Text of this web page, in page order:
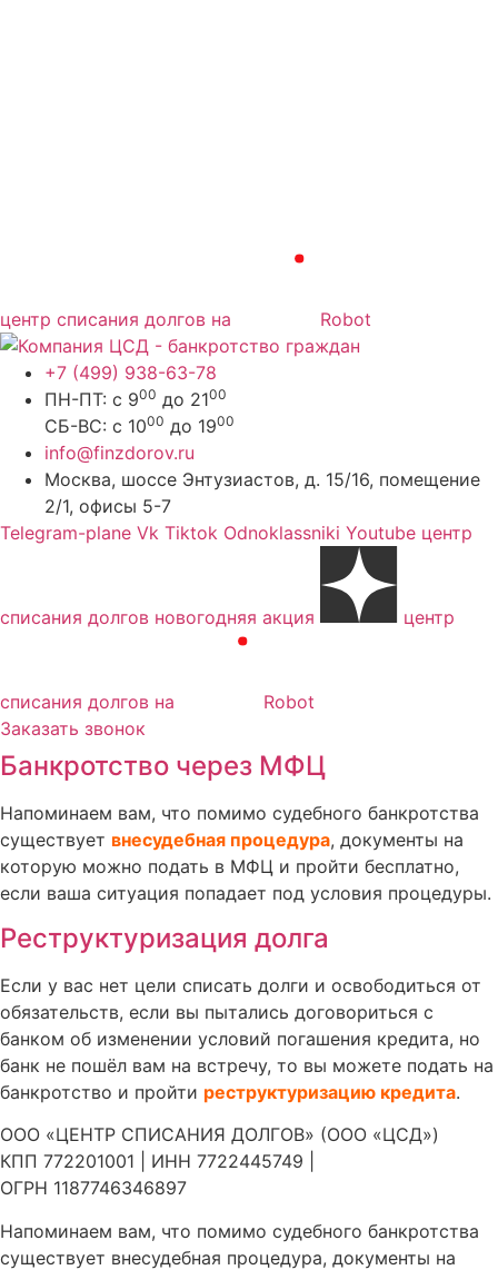
центр списания долгов на Robot
+7 (499) 938-63-78
ПН-ПТ: с 900 до 2100
СБ-ВС: с 1000 до 1900
info@finzdorov.ru
Москва, шоссе Энтузиастов, д. 15/16, помещение
2/1, офисы 5-7
Telegram-plane Vk Tiktok Odnoklassniki Youtube центр
списания долгов новогодняя акция центр
списания долгов на
Robot
Заказать звонок
Банкротство через МФЦ
Напоминаем вам, что помимо судебного банкротства
существует внесудебная процедура, документы на
которую можно подать в МФЦ и пройти бесплатно,
если ваша ситуация попадает под условия процедуры.
Реструктуризация долга
Если у вас нет цели списать долги и освободиться от
обязательств, если вы пытались договориться с
банком об изменении условий погашения кредита, но
банк не пошёл вам на встречу, то вы можете подать на
банкротство и пройти реструктуризацию кредита.
ООО «ЦЕНТР СПИСАНИЯ ДОЛГОВ» (ООО «ЦСД»)
КПП 772201001 | ИНН 7722445749 |
ОГРН 1187746346897
Напоминаем вам, что помимо судебного банкротства
существует внесудебная процедура, документы на